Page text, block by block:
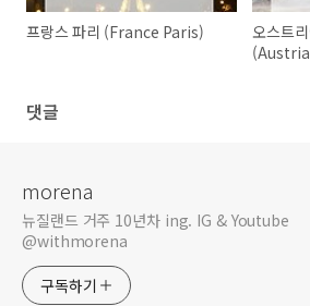
프랑스 파리 (France Paris)
오스트
댓글
morena
뉴질랜드 거주 10년차 ing. IG & Youtube
@withmorena
구독하기